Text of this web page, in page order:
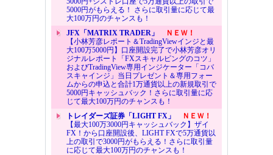
5000円がもらえる！ さらに取引量に応じて最
大100万円のチャンスも！
JFX「MATRIX TRADER」
ＮＥＷ！
【小林芳彦レポート＆TradingViewインジと最
大100万5000円】口座開設完了で小林芳彦オリ
ジナルレポート「FXスキャルピングのコツ」
およびTradingView専用インジケーター「コバ
スキャインジ」当日プレゼント＆専用フォー
ムからの申込と合計1万通貨以上の新規取引で
5000円キャッシュバック！さらに取引量に応
じて最大100万円のチャンスも！
トレイダーズ証券「LIGHT FX」
ＮＥＷ！
【最大100万3000円キャッシュバック】ザイ
FX！から口座開設後、LIGHT FXで5万通貨以
上の取引で3000円がもらえる！さらに取引量
に応じて最大100万円のチャンスも！